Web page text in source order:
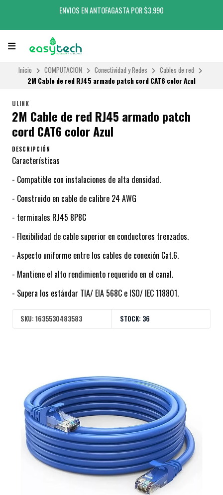
ENVIOS EN ANTOFAGASTA POR $3.990
Inicio COMPUTACION Conectividad y Redes
Cables de red
2M Cable de red RJ45 armado patch cord CAT6 color Azul
ULINK
2M Cable de red RJ45 armado patch
cord CAT6 color Azul
DESCRIPCIÓN
Características
- Compatible con instalaciones de alta densidad.
- Construido en cable de calibre 24 AWG
- terminales RJ45 8P8C
- Flexibilidad de cable superior en conductores trenzados.
- Aspecto uniforme entre los cables de conexión Cat.6.
- Mantiene el alto rendimiento requerido en el canal.
- Supera los estándar TIA/ EIA 568C e ISO/ IEC 118801.
SKU: 1635530483583 STOCK: 36